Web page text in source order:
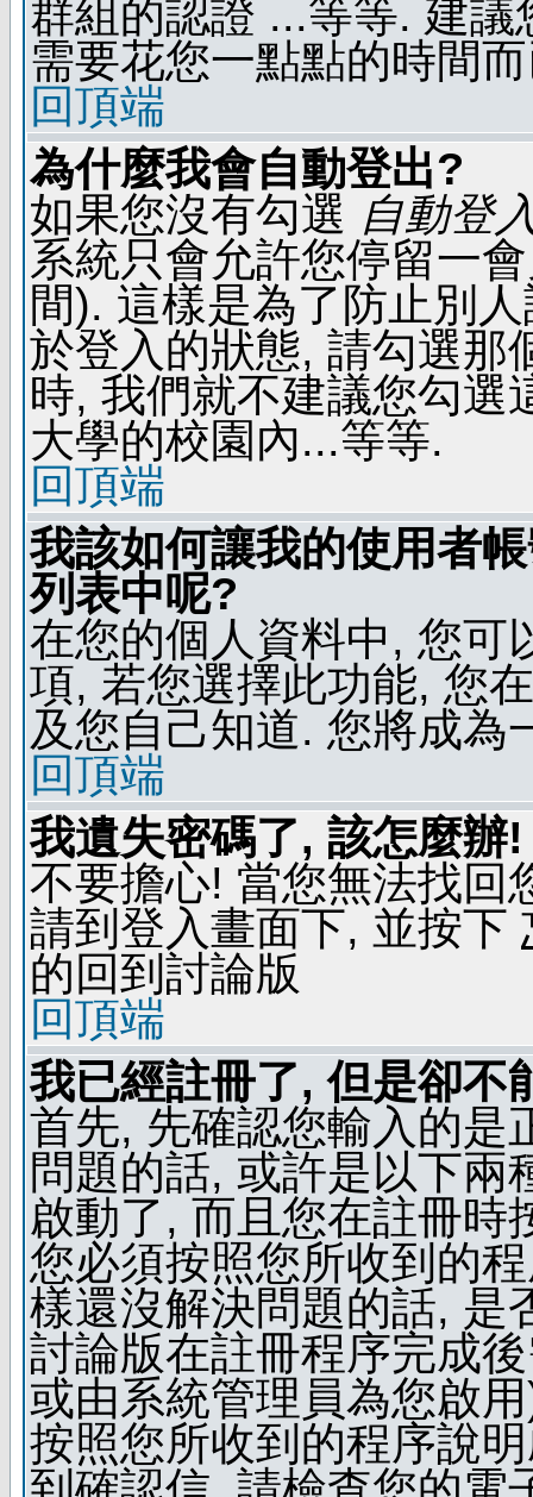
群組的認證 ...等等. 建
需要花您一點點的時間
回頂端
為什麼我會自動登出?
如果您沒有勾選 自動登
系統只會允許您停留一
間). 這樣是為了防止別
於登入的狀態, 請勾選那
時, 我們就不建議您勾選
大學的校園內...等等.
回頂端
我該如何讓我的使用者
列表中呢?
在您的個人資料中, 您可
項, 若您選擇此功能, 您
及您自己知道. 您將成為
回頂端
我遺失密碼了, 該怎麼辦!
不要擔心! 當您無法找回
請到登入畫面下, 並按下
的回到討論版
回頂端
我已經註冊了, 但是卻不
首先, 先確認您輸入的是
問題的話, 或許是以下兩
啟動了, 而且您在註冊時
您必須按照您所收到的
樣還沒解決問題的話, 是
討論版在註冊程序完成
或由系統管理員為您啟
按照您所收到的程序說